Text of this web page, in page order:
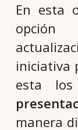
En esta
iniciativa
esta
manera